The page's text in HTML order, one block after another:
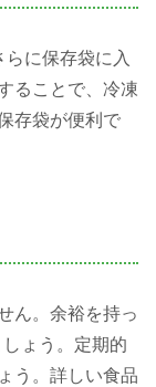
に保存袋に入
ることで、冷凍
存袋が便利で
ん。余裕を持っ
ょう。定期的
う。詳しい食品